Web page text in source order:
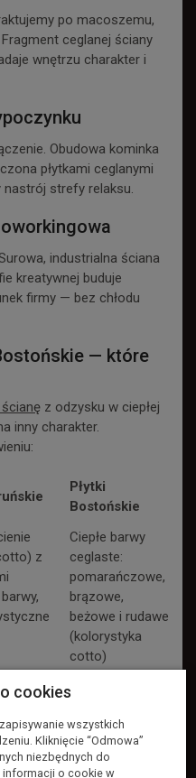
po macoszemu,
ceglanej ściany
wnętrzu charakter i
Obudowa kominka
płytkami ceglanymi
nastrój strefy relaksu.
industrialna ściana
kreatywnej buduje
firmy — bez chłodu
— które
ścianę z odzysku w ciepłej
inny charakter.
Płytki
Bostońskie
z
Ciepłe barwy
ceglaste:
pomarańczowe,
brązowe,
beżowe i rudawe
(kolorystyka
cotto)
lico
Regularny
delikatnie
zaokrąglone
krawędzie,
cookies
wszystkich
Kliknięcie “Odmowa”
niezbędnych do
informacji o cookie w